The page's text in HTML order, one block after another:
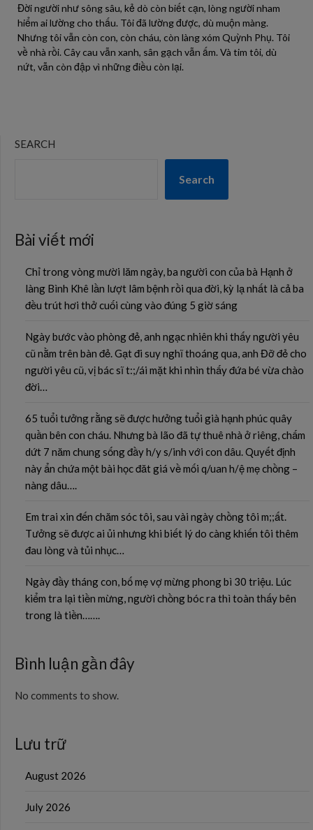
Đời người như sông sâu, kẻ dò còn biết cạn, lòng người nham
hiểm ai lường cho thấu. Tôi đã lường được, dù muộn màng.
Nhưng tôi vẫn còn con, còn cháu, còn làng xóm Quỳnh Phụ. Tôi
về nhà rồi. Cây cau vẫn xanh, sân gạch vẫn ấm. Và tim tôi, dù
nứt, vẫn còn đập vì những điều còn lại.
SEARCH
Search
Bài viết mới
Chỉ trong vòng mười lăm ngày, ba người con của bà Hạnh ở
làng Bình Khê lần lượt lâm bệnh rồi qua đời, kỳ lạ nhất là cả ba
đều trút hơi thở cuối cùng vào đúng 5 giờ sáng
Ngày bước vào phòng đẻ, anh ngạc nhiên khi thấy người yêu
cũ nằm trên bàn đẻ. Gạt đi suy nghĩ thoáng qua, anh Đỡ đẻ cho
người yêu cũ, vị bác sĩ t:;/ái mặt khi nhìn thấy đứa bé vừa chào
đời…
65 tuổi tưởng rằng sẽ được hưởng tuổi già hạnh phúc quây
quần bên con cháu. Nhưng bà lão đã tự thuê nhà ở riêng, chấm
dứt 7 năm chung sống đầy h/y s/inh với con dâu. Quyết định
này ẩn chứa một bài học đăt giá về mối q/uan h/ệ mẹ chồng –
nàng dâu….
Em trai xin đến chăm sóc tôi, sau vài ngày chồng tôi m;;ất.
Tưởng sẽ được ai ủi nhưng khi biết lý do càng khiến tôi thêm
đau lòng và tủi nhục…
Ngày đầy tháng con, bố mẹ vợ mừng phong bì 30 triệu. Lúc
kiểm tra lại tiền mừng, người chồng bóc ra thì toàn thấy bên
trong là tiền…….
Bình luận gần đây
No comments to show.
Lưu trữ
August 2026
July 2026